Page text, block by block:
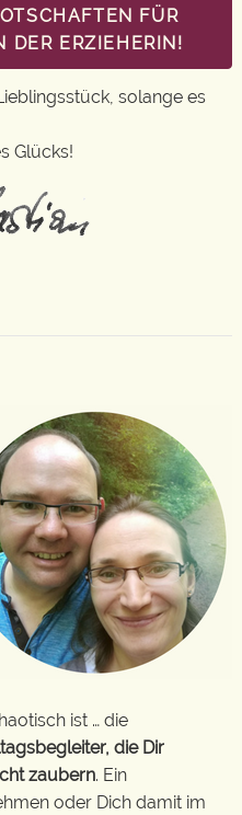
FÜR
DER ERZIEHERIN!
solange es
Glücks!
ist … die
die Dir
zaubern. Ein
oder Dich damit im